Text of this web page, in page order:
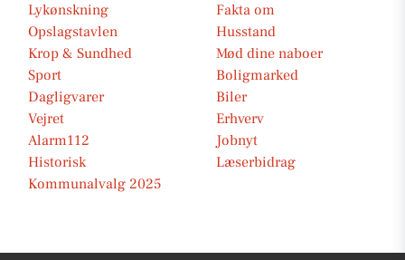
Lykønskning
Fakta om
Opslagstavlen
Husstand
Krop & Sundhed
Mød dine naboer
Sport
Boligmarked
Dagligvarer
Biler
Vejret
Erhverv
Alarm112
Jobnyt
Historisk
Læserbidrag
Kommunalvalg 2025